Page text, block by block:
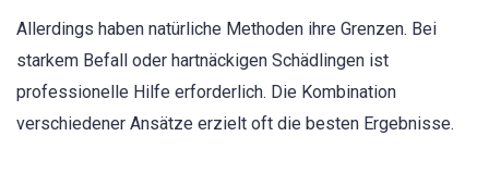
Allerdings haben natürliche Methoden ihre Grenzen. Bei
starkem Befall oder hartnäckigen Schädlingen ist
professionelle Hilfe erforderlich. Die Kombination
verschiedener Ansätze erzielt oft die besten Ergebnisse.